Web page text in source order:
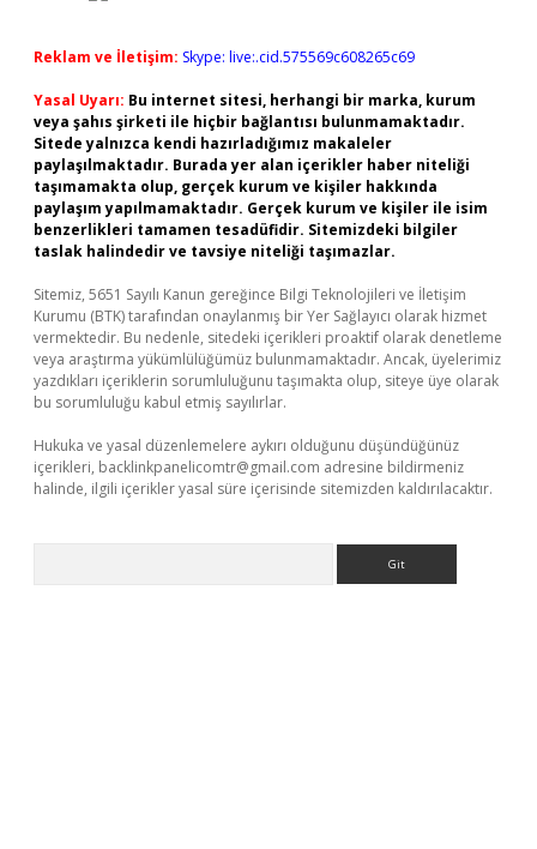
Reklam ve İletişim: Skype: live:.cid.575569c608265c69
Yasal Uyarı: Bu internet sitesi, herhangi bir marka, kurum
veya şahıs şirketi ile hiçbir bağlantısı bulunmamaktadır.
Sitede yalnızca kendi hazırladığımız makaleler
paylaşılmaktadır. Burada yer alan içerikler haber niteliği
taşımamakta olup, gerçek kurum ve kişiler hakkında
paylaşım yapılmamaktadır. Gerçek kurum ve kişiler ile isim
benzerlikleri tamamen tesadüfidir. Sitemizdeki bilgiler
taslak halindedir ve tavsiye niteliği taşımazlar.
Sitemiz, 5651 Sayılı Kanun gereğince Bilgi Teknolojileri ve İletişim
Kurumu (BTK) tarafından onaylanmış bir Yer Sağlayıcı olarak hizmet
vermektedir. Bu nedenle, sitedeki içerikleri proaktif olarak denetleme
veya araştırma yükümlülüğümüz bulunmamaktadır. Ancak, üyelerimiz
yazdıkları içeriklerin sorumluluğunu taşımakta olup, siteye üye olarak
bu sorumluluğu kabul etmiş sayılırlar.
Hukuka ve yasal düzenlemelere aykırı olduğunu düşündüğünüz
içerikleri, backlinkpanelicomtr@gmail.com adresine bildirmeniz
halinde, ilgili içerikler yasal süre içerisinde sitemizden kaldırılacaktır.